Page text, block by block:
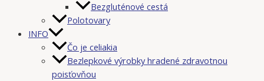
Bezgluténové cestá
Polotovary
INFO
Čo je celiakia
Bezlepkové výrobky hradené zdravotnou
poisťovňou